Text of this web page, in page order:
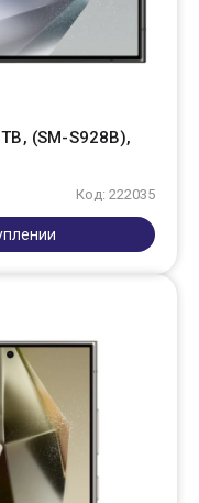
(SM-S928B),
Код: 222035